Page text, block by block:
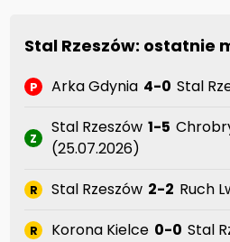
Stal Rzeszów: ostatnie
P Arka Gdynia 4-0 Stal
Z
Stal Rzeszów 1-5
(25.07.2026)
R Stal Rzeszów 2-2 Ruch
R Korona Kielce 0-0 Stal